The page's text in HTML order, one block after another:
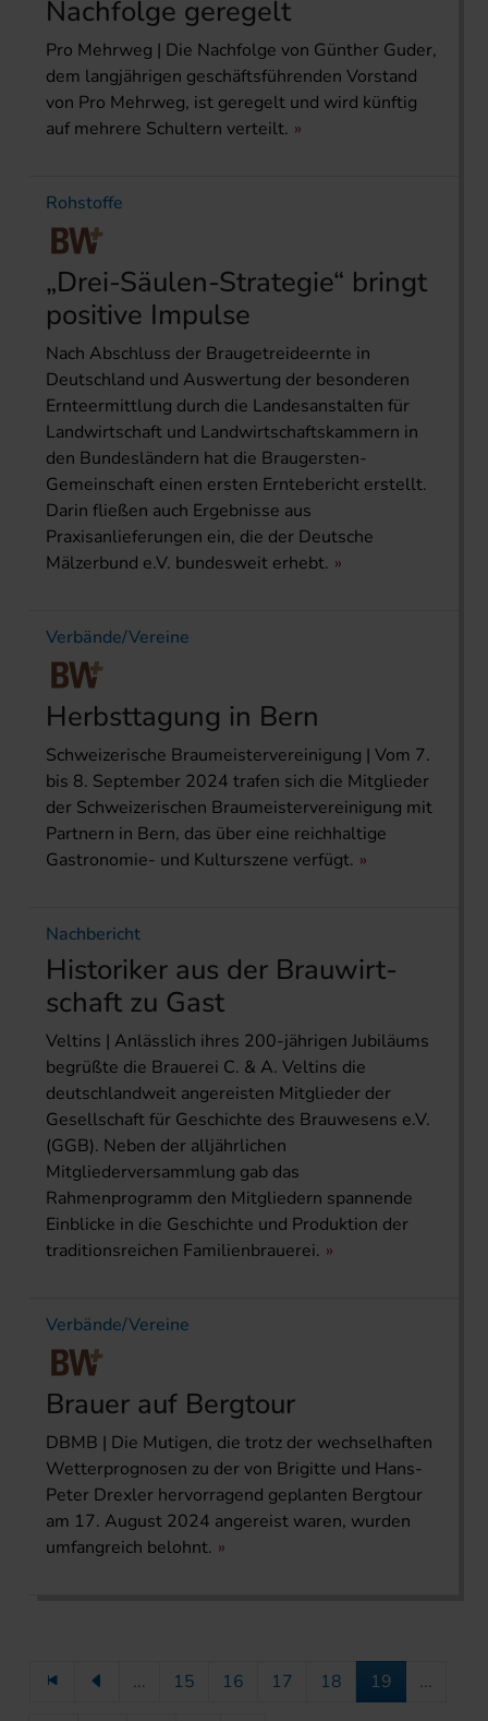
Nachfolge geregelt
Pro Mehrweg | Die Nachfolge von Günther Guder,
dem langjährigen geschäftsführenden Vorstand
von Pro Mehrweg, ist geregelt und wird künftig
auf mehrere Schultern verteilt.
Rohstoffe
„Drei-Säulen-Strategie“ bringt
positive Impulse
Nach Abschluss der Braugetreideernte in
Deutschland und Auswertung der besonderen
Ernteermittlung durch die Landesanstalten für
Landwirtschaft und Landwirtschaftskammern in
den Bundesländern hat die Braugersten-
Gemeinschaft einen ersten Erntebericht erstellt.
Darin fließen auch Ergebnisse aus
Praxisanlieferungen ein, die der Deutsche
Mälzerbund e.V. bundesweit erhebt.
Verbände/Vereine
Herbsttagung in Bern
Schweizerische Braumeistervereinigung | Vom 7.
bis 8. September 2024 trafen sich die Mitglieder
der Schweizerischen Braumeistervereinigung mit
Partnern in Bern, das über eine reichhaltige
Gastronomie- und Kulturszene verfügt.
Nachbericht
Historiker aus der Brauwirt­
schaft zu Gast
Veltins | Anlässlich ihres 200-jährigen Jubiläums
begrüßte die Brauerei C. & A. Veltins die
deutschlandweit angereisten Mitglieder der
Gesellschaft für Geschichte des Brauwesens e.V.
(GGB). Neben der alljährlichen
Mitgliederversammlung gab das
Rahmenprogramm den Mitgliedern spannende
Einblicke in die Geschichte und Produktion der
traditionsreichen Familienbrauerei.
Verbände/Vereine
Brauer auf Bergtour
DBMB | Die Mutigen, die trotz der wechselhaften
Wetterprognosen zu der von Brigitte und Hans-
Peter Drexler hervorragend geplanten Bergtour
am 17. August 2024 angereist waren, wurden
umfangreich belohnt.
... 15 16 17 18 19 ...